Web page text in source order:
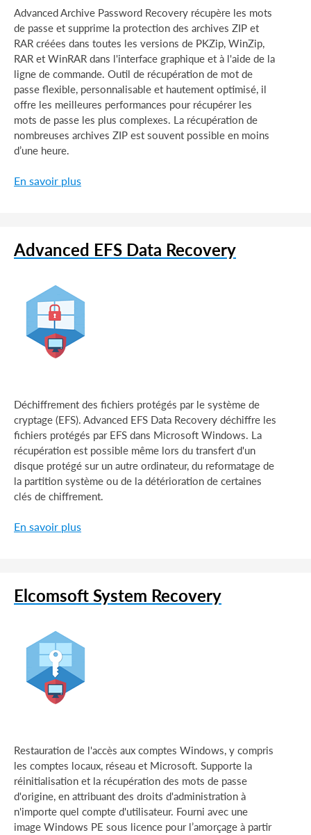
Advanced Archive Password Recovery récupère les mots
de passe et supprime la protection des archives ZIP et
RAR créées dans toutes les versions de PKZip, WinZip,
RAR et WinRAR dans l'interface graphique et à l'aide de la
ligne de commande. Outil de récupération de mot de
passe flexible, personnalisable et hautement optimisé, il
offre les meilleures performances pour récupérer les
mots de passe les plus complexes. La récupération de
nombreuses archives ZIP est souvent possible en moins
d’une heure.
En savoir plus
Advanced EFS Data Recovery
Déchiffrement des fichiers protégés par le système de
cryptage (EFS). Advanced EFS Data Recovery déchiffre les
fichiers protégés par EFS dans Microsoft Windows. La
récupération est possible même lors du transfert d'un
disque protégé sur un autre ordinateur, du reformatage de
la partition système ou de la détérioration de certaines
clés de chiffrement.
En savoir plus
Elcomsoft System Recovery
Restauration de l'accès aux comptes Windows, y compris
les comptes locaux, réseau et Microsoft. Supporte la
réinitialisation et la récupération des mots de passe
d'origine, en attribuant des droits d'administration à
n'importe quel compte d'utilisateur. Fourni avec une
image Windows PE sous licence pour l’amorçage à partir